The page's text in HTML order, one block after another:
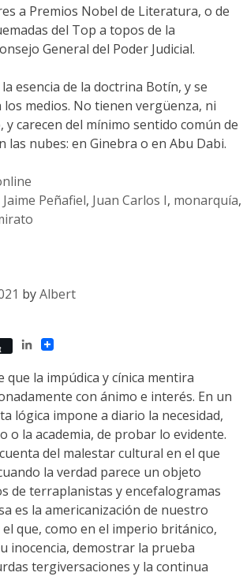
a Premios Nobel de Literatura, o de
del Top a topos de la
General del Poder Judicial.
esencia de la doctrina Botín, y se
medios. No tienen vergüenza, ni
y carecen del mínimo sentido común de
las nubes: en Ginebra o en Abu Dabi.
Jaime Peñafiel, Juan Carlos I, monarquía,
byAlbert
LinkedIn
que la impúdica y cínica mentira
con ánimo e interés. En un
lógica impone a diario la necesidad,
o la academia, de probar lo evidente.
del malestar cultural en el que
la verdad parece un objeto
de terraplanistas y encefalogramas
es la americanización de nuestro
que, como en el imperio británico,
inocencia, demostrar la prueba
tergiversaciones y la continua